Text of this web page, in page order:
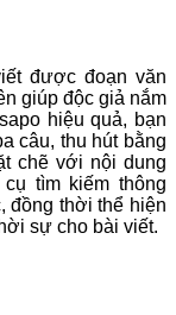
được đoạn văn
giúp độc giả nắm
hiệu quả, bạn
câu, thu hút bằng
chẽ với nội dung
tìm kiếm thông
đồng thời thể hiện
sự cho bài viết.